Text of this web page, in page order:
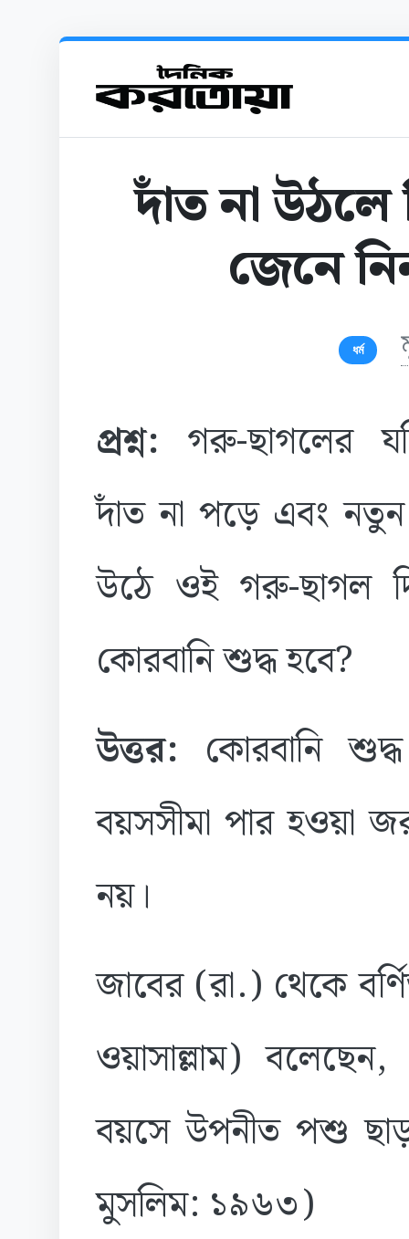
দাঁত না
জেনে
ধর্ম
প্রশ্ন: গরু-ছাগলের
দাঁত না পড়ে এবং
উঠে ওই গরু-ছাগল
কোরবানি শুদ্ধ হবে?
উত্তর: কোরবানি
বয়সসীমা পার হওয়া
নয়।
জাবের (রা.) থেকে
ওয়াসাল্লাম)
বয়সে উপনীত পশু
মুসলিম: ১৯৬৩)